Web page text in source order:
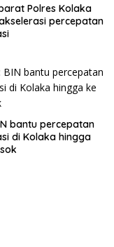
Polres Kolaka
percepatan
bantu percepatan
di Kolaka hingga